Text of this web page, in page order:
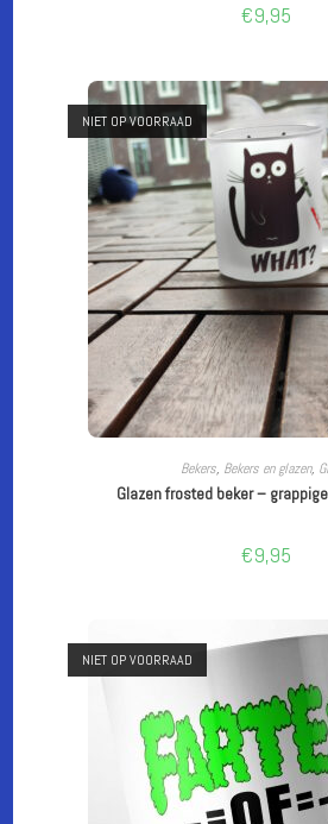
€9,95
NIET OP VOORRAAD
LEES VERDER
Bekers, Bekers en glazen,
Glazen frosted beker –
€9,95
NIET OP VOORRAAD